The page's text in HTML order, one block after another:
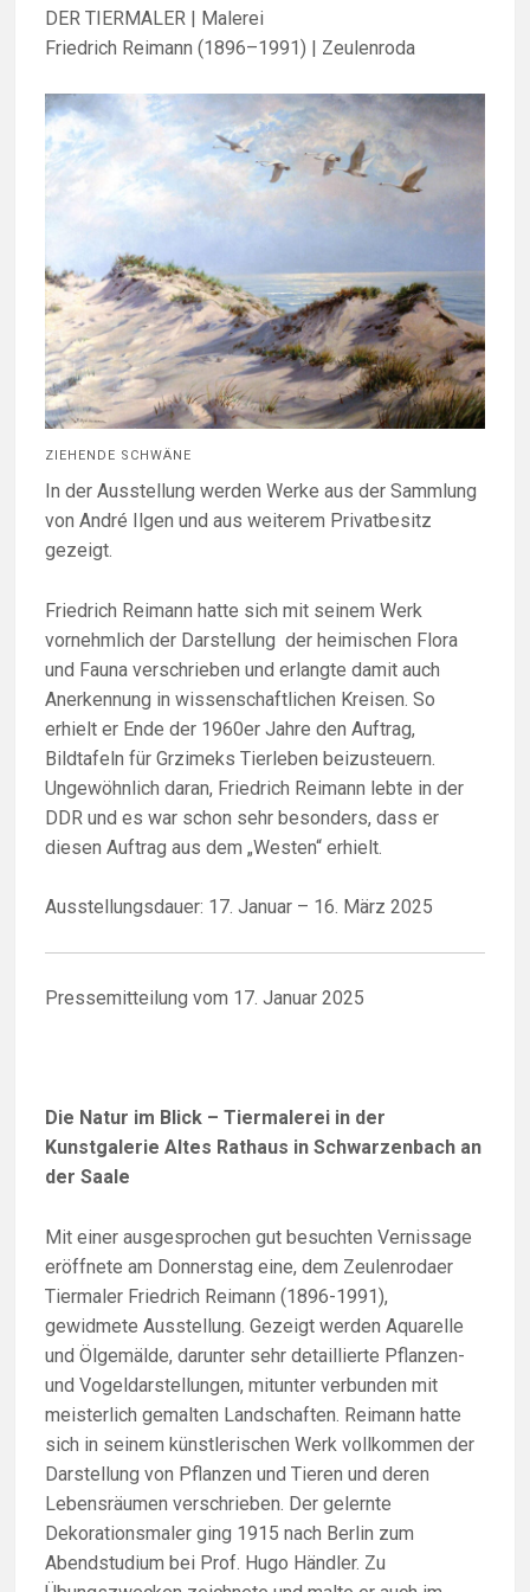
DER TIERMALER | Malerei
Friedrich Reimann (1896–1991) | Zeulenroda
ZIEHENDE SCHWÄNE
In der Ausstellung werden Werke aus der Sammlung
von André Ilgen und aus weiterem Privatbesitz
gezeigt.
Friedrich Reimann hatte sich mit seinem Werk
vornehmlich der Darstellung der heimischen Flora
und Fauna verschrieben und erlangte damit auch
Anerkennung in wissenschaftlichen Kreisen. So
erhielt er Ende der 1960er Jahre den Auftrag,
Bildtafeln für Grzimeks Tierleben beizusteuern.
Ungewöhnlich daran, Friedrich Reimann lebte in der
DDR und es war schon sehr besonders, dass er
diesen Auftrag aus dem „Westen“ erhielt.
Ausstellungsdauer: 17. Januar – 16. März 2025
Pressemitteilung vom 17. Januar 2025
Die Natur im Blick – Tiermalerei in der
Kunstgalerie Altes Rathaus in Schwarzenbach an
der Saale
Mit einer ausgesprochen gut besuchten Vernissage
eröffnete am Donnerstag eine, dem Zeulenrodaer
Tiermaler Friedrich Reimann (1896-1991),
gewidmete Ausstellung. Gezeigt werden Aquarelle
und Ölgemälde, darunter sehr detaillierte Pflanzen-
und Vogeldarstellungen, mitunter verbunden mit
meisterlich gemalten Landschaften. Reimann hatte
sich in seinem künstlerischen Werk vollkommen der
Darstellung von Pflanzen und Tieren und deren
Lebensräumen verschrieben. Der gelernte
Dekorationsmaler ging 1915 nach Berlin zum
Abendstudium bei Prof. Hugo Händler. Zu